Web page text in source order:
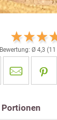
Bewertung: Ø 4,3 (11
Portionen